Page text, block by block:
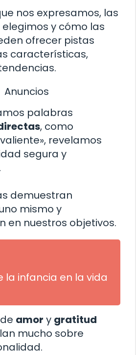
nos expresamos, las
y cómo las
ofrecer pistas
características,
Anuncios
palabras
, como
revelamos
segura y
demuestran
mismo y
en nuestros objetivos.
la infancia en la vida
amor y gratitud
mucho sobre